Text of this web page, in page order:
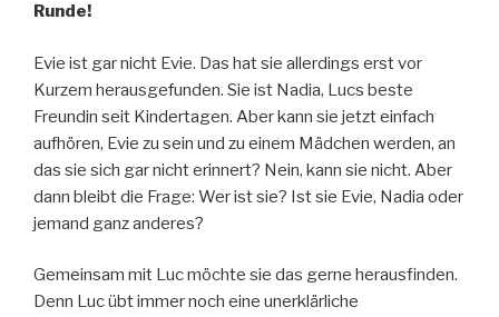
Runde!
Evie ist gar nicht Evie. Das hat sie allerdings erst vor
Kurzem herausgefunden. Sie ist Nadia, Lucs beste
Freundin seit Kindertagen. Aber kann sie jetzt einfach
aufhören, Evie zu sein und zu einem Mädchen werden, an
das sie sich gar nicht erinnert? Nein, kann sie nicht. Aber
dann bleibt die Frage: Wer ist sie? Ist sie Evie, Nadia oder
jemand ganz anderes?
Gemeinsam mit Luc möchte sie das gerne herausfinden.
Denn Luc übt immer noch eine unerklärliche